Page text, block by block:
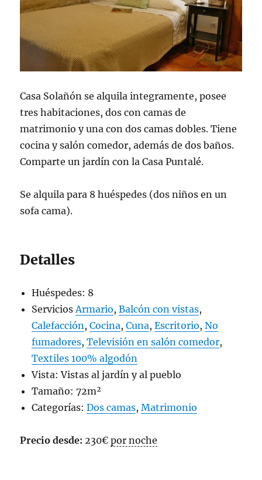
Casa Solañón se alquila integramente, posee
tres habitaciones, dos con camas de
matrimonio y una con dos camas dobles. Tiene
cocina y salón comedor, además de dos baños.
Comparte un jardín con la Casa Puntalé.
Se alquila para 8 huéspedes (dos niños en un
sofa cama).
Detalles
Huéspedes: 8
Servicios Armario,Balcón con vistas,
Calefacción,Cocina,Cuna,Escritorio,No
fumadores,Televisión en salón comedor,
Textiles 100% algodón
Vista: Vistas al jardín y al pueblo
Tamaño: 72m²
Categorías: Dos camas,Matrimonio
Precio desde: 230€ por noche